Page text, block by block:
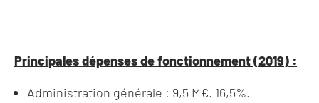
Principales dépenses de fonctionnement (2019) :
Administration générale : 9,5 M€. 16,5%.